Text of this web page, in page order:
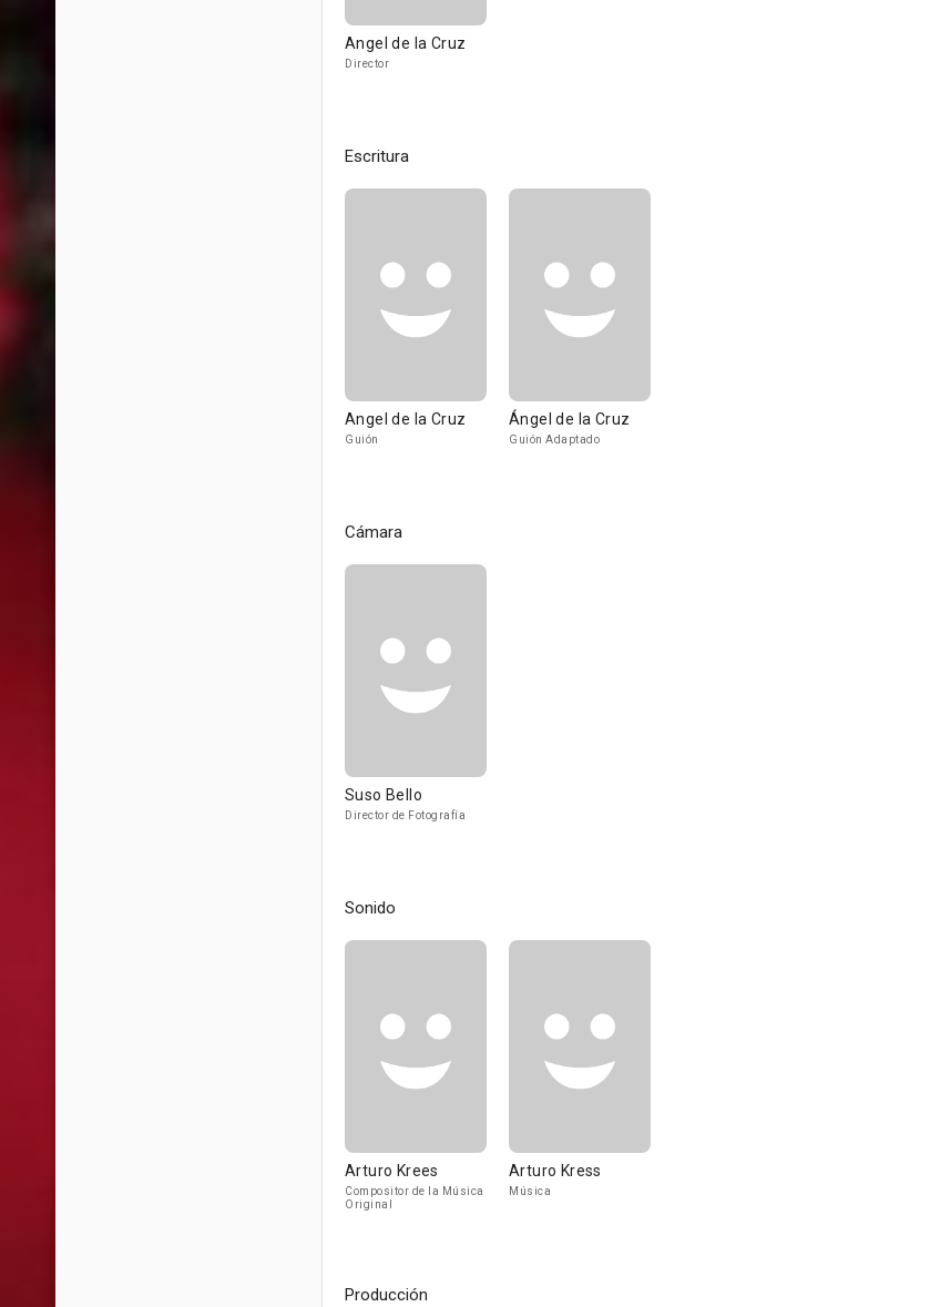
Angel de la Cruz
Director
Escritura
Angel de la Cruz
Guión
Ángel de la Cruz
Guión Adaptado
Cámara
Suso Bello
Director de Fotografía
Sonido
Arturo Krees
Compositor de la Música
Original
Arturo Kress
Música
Producción